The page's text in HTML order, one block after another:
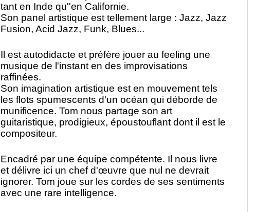
tant en Inde qu''en Californie.
Son panel artistique est tellement large : Jazz, Jazz
Fusion, Acid Jazz, Funk, Blues...
Il est autodidacte et préfère jouer au feeling une
musique de l'instant en des improvisations
raffinées.
Son imagination artistique est en mouvement tels
les flots spumescents d'un océan qui déborde de
munificence. Tom nous partage son art
guitaristique, prodigieux, époustouflant dont il est le
compositeur.
Encadré par une équipe compétente. Il nous livre
et délivre ici un chef d'œuvre que nul ne devrait
ignorer. Tom joue sur les cordes de ses sentiments
avec une rare intelligence.